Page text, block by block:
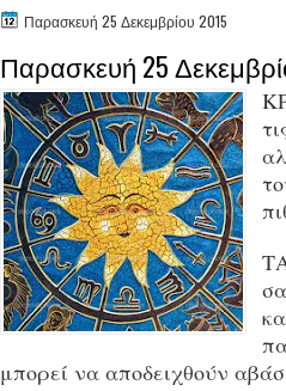
Παρασκευή 25 Δεκεμβρίου 2015
Παρασκευή 25
μπορεί να αποδειχθούν